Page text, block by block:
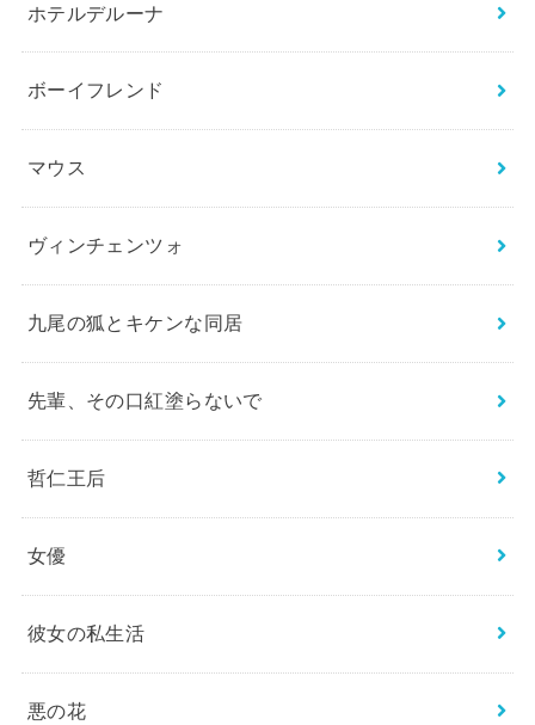
ホテルデルーナ
ボーイフレンド
マウス
ヴィンチェンツォ
九尾の狐とキケンな同居
先輩、その口紅塗らないで
哲仁王后
女優
彼女の私生活
悪の花